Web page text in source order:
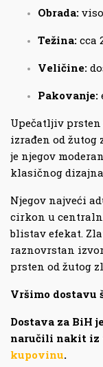
Obrada:
Težina: cca
Veličine:
Pakovanje:
Upečatljiv
izrađen od žutog
je njegov
klasičnog
Njegov najveći
cirkon u
blistav efekat.
raznovrstan
prsten od žutog
Vršimo dostavu
Dostava za BiH
naručili nakit iz
kupovinu.